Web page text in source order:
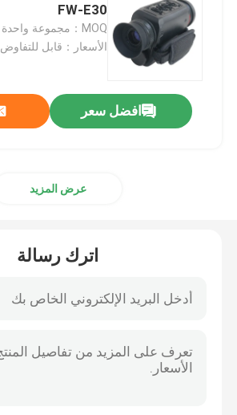
FW-E30
MOQ：مجموعة واحدة
الأسعار：قابل للتفاوض
افضل سعر
عرض المزيد
اترك رسالة